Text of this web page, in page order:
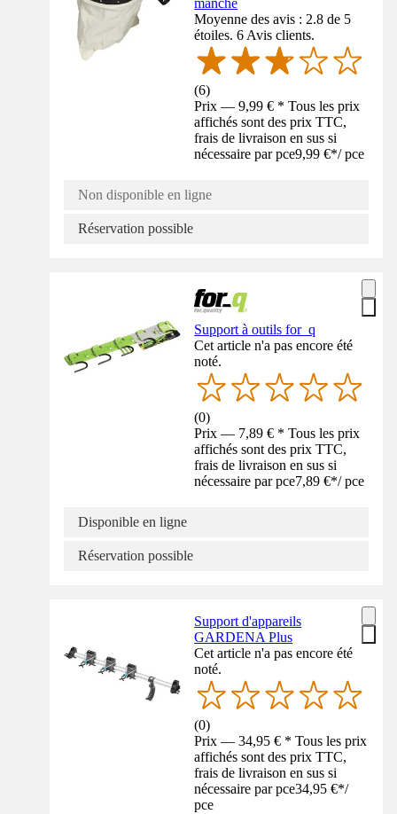
Moyenne des avis : 2.8 de 5
étoiles. 6 Avis clients.
(6)
Prix — 9,99 € * Tous les prix
affichés sont des prix TTC,
frais de livraison en sus si
nécessaire par pce9,99 €*/ pce
Non disponible en ligne
Réservation possible
Support à outils for_q
Cet article n'a pas encore été
noté.
(0)
Prix — 7,89 € * Tous les prix
affichés sont des prix TTC,
frais de livraison en sus si
nécessaire par pce7,89 €*/ pce
Disponible en ligne
Réservation possible
Support d'appareils
GARDENA Plus
Cet article n'a pas encore été
noté.
(0)
Prix — 34,95 € * Tous les prix
affichés sont des prix TTC,
frais de livraison en sus si
nécessaire par pce34,95 €*/
pce